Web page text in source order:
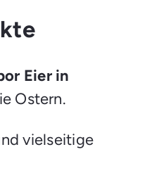
Eier in
Ostern.
vielseitige